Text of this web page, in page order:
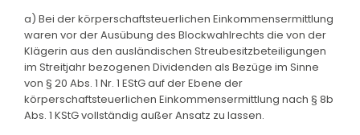
a) Bei der körperschaftsteuerlichen Einkommensermittlung
waren vor der Ausübung des Blockwahlrechts die von der
Klägerin aus den ausländischen Streubesitzbeteiligungen
im Streitjahr bezogenen Dividenden als Bezüge im Sinne
von § 20 Abs. 1 Nr. 1 EStG auf der Ebene der
körperschaftsteuerlichen Einkommensermittlung nach § 8b
Abs. 1 KStG vollständig außer Ansatz zu lassen.